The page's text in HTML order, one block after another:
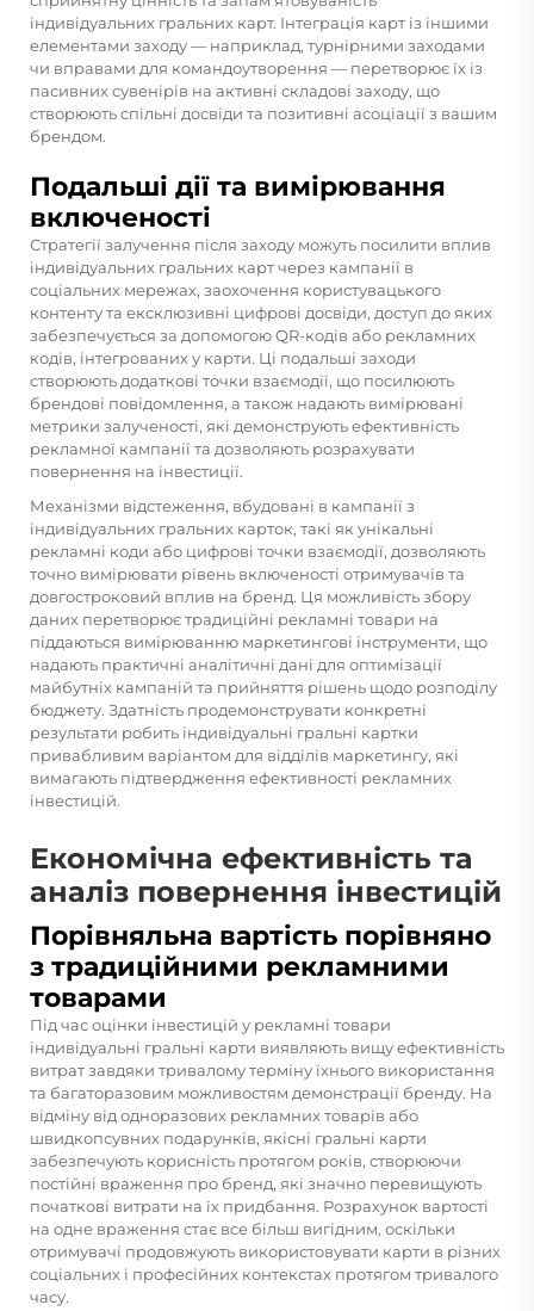
індивідуальних гральних карт. Інтеграція карт із іншими
елементами заходу — наприклад, турнірними заходами
чи вправами для командоутворення — перетворює їх із
пасивних сувенірів на активні складові заходу, що
створюють спільні досвіди та позитивні асоціації з вашим
брендом.
Подальші дії та вимірювання
включеності
Стратегії залучення після заходу можуть посилити вплив
індивідуальних гральних карт через кампанії в
соціальних мережах, заохочення користувацького
контенту та ексклюзивні цифрові досвіди, доступ до яких
забезпечується за допомогою QR-кодів або рекламних
кодів, інтегрованих у карти. Ці подальші заходи
створюють додаткові точки взаємодії, що посилюють
брендові повідомлення, а також надають вимірювані
метрики залученості, які демонструють ефективність
рекламної кампанії та дозволяють розрахувати
повернення на інвестиції.
Механізми відстеження, вбудовані в кампанії з
індивідуальних гральних карток, такі як унікальні
рекламні коди або цифрові точки взаємодії, дозволяють
точно вимірювати рівень включеності отримувачів та
довгостроковий вплив на бренд. Ця можливість збору
даних перетворює традиційні рекламні товари на
піддаються вимірюванню маркетингові інструменти, що
надають практичні аналітичні дані для оптимізації
майбутніх кампаній та прийняття рішень щодо розподілу
бюджету. Здатність продемонструвати конкретні
результати робить індивідуальні гральні картки
привабливим варіантом для відділів маркетингу, які
вимагають підтвердження ефективності рекламних
інвестицій.
Економічна ефективність та
аналіз повернення інвестицій
Порівняльна вартість порівняно
з традиційними рекламними
товарами
Під час оцінки інвестицій у рекламні товари
індивідуальні гральні карти виявляють вищу ефективність
витрат завдяки тривалому терміну їхнього використання
та багаторазовим можливостям демонстрації бренду. На
відміну від одноразових рекламних товарів або
швидкопсувних подарунків, якісні гральні карти
забезпечують корисність протягом років, створюючи
постійні враження про бренд, які значно перевищують
початкові витрати на їх придбання. Розрахунок вартості
на одне враження стає все більш вигідним, оскільки
отримувачі продовжують використовувати карти в різних
соціальних і професійних контекстах протягом тривалого
часу.